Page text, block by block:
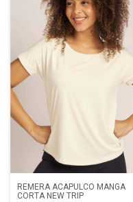
REMERA ACAPULCO MANGA
CORTA NEW TRIP